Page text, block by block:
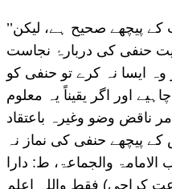
’’حنفی کی نماز شافعی المذہب کے پیچھے صحیح ہے، لیکن
حنفی کی دربارۂ نجاست
ایسا نہ کرے تو حنفی کو
اور اگر یقیناً یہ معلوم
ناقض وضو وغیرہ باعتقاد
پیچھے حنفی کی نماز نہ
الامامۃ والجماعۃ، ط: دارا
کراچی) فقط واللہ اعلم